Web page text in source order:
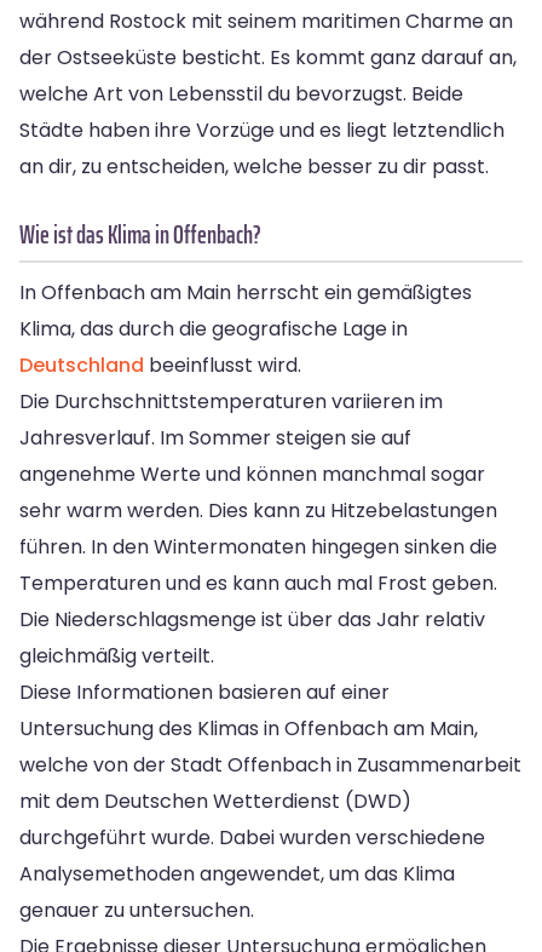
während Rostock mit seinem maritimen Charme an
der Ostseeküste besticht. Es kommt ganz darauf an,
welche Art von Lebensstil du bevorzugst. Beide
Städte haben ihre Vorzüge und es liegt letztendlich
an dir, zu entscheiden, welche besser zu dir passt.
Wie ist das Klima in Offenbach?
In Offenbach am Main herrscht ein gemäßigtes
Klima, das durch die geografische Lage in
Deutschland beeinflusst wird.
Die Durchschnittstemperaturen variieren im
Jahresverlauf. Im Sommer steigen sie auf
angenehme Werte und können manchmal sogar
sehr warm werden. Dies kann zu Hitzebelastungen
führen. In den Wintermonaten hingegen sinken die
Temperaturen und es kann auch mal Frost geben.
Die Niederschlagsmenge ist über das Jahr relativ
gleichmäßig verteilt.
Diese Informationen basieren auf einer
Untersuchung des Klimas in Offenbach am Main,
welche von der Stadt Offenbach in Zusammenarbeit
mit dem Deutschen Wetterdienst (DWD)
durchgeführt wurde. Dabei wurden verschiedene
Analysemethoden angewendet, um das Klima
genauer zu untersuchen.
Die Ergebnisse dieser Untersuchung ermöglichen